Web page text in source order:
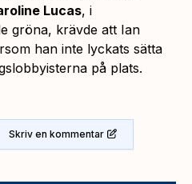
Lucas, i
gröna, krävde att Ian
han inte lyckats sätta
på plats.
Skriv en kommentar